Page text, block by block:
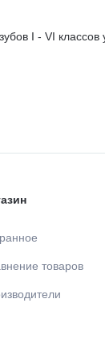
I - VI классов
товаров